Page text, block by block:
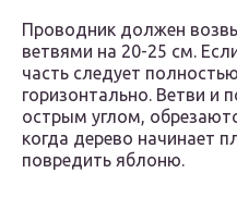
Проводник должен
ветвями на 20-25 см.
часть следует
горизонтально. Ветви и
острым углом,
когда дерево начинает
повредить яблоню.